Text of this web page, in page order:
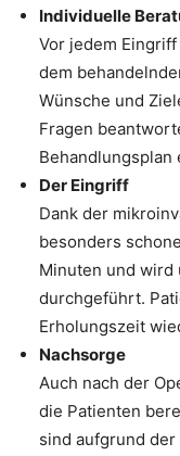
Individuelle
Vor jedem
dem
Wünsche und
Fragen
Behandlungsplan
Der Eingriff
Dank der
besonders
Minuten und wird
durchgeführt.
Erholungszeit
Nachsorge
Auch nach der
die Patienten
sind aufgrund